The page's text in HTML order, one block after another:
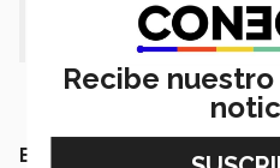
neurólogo”.
El Alzheimer no tiene cura
Recibe